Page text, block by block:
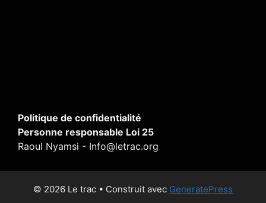
Politique de confidentialité
Personne responsable Loi 25
Raoul Nyamsi - Info@letrac.org
© 2026 Le trac • Construit avec GeneratePress